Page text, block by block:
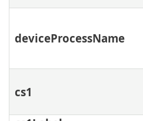
deviceProcessName
cs1